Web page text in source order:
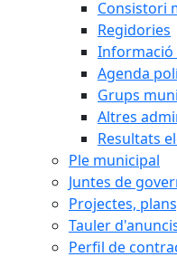
Consistori
Regidories
Informació
Agenda
Grups
Altres
Resultats
Ple municipal
Juntes de
Projectes,
Tauler
Perfil de